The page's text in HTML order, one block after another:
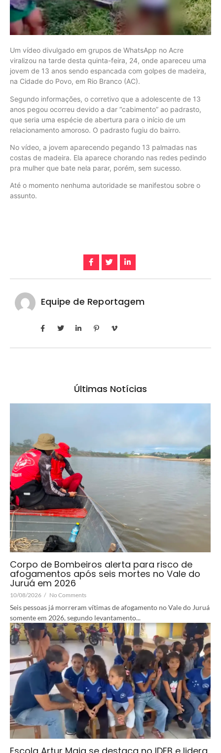
Um vídeo divulgado em grupos de WhatsApp no Acre
viralizou na tarde desta quinta-feira, 24, onde apareceu uma
jovem de 13 anos sendo espancada com golpes de madeira,
na Cidade do Povo, em Rio Branco (AC).
Segundo informações, o corretivo que a adolescente de 13
anos pegou ocorreu devido a dar “cabimento” ao padrasto,
que seria uma espécie de abertura para o início de um
relacionamento amoroso. O padrasto fugiu do bairro.
No vídeo, a jovem aparecendo pegando 13 palmadas nas
costas de madeira. Ela aparece chorando nas redes pedindo
pra mulher que bate nela parar, porém, sem sucesso.
Até o momento nenhuma autoridade se manifestou sobre o
assunto.
Equipe de Reportagem
Últimas Notícias
Corpo de Bombeiros alerta para risco de
afogamentos após seis mortes no Vale do
Juruá em 2026
10/08/2026 / No Comments
Seis pessoas já morreram vítimas de afogamento no Vale do Juruá
somente em 2026, segundo levantamento...